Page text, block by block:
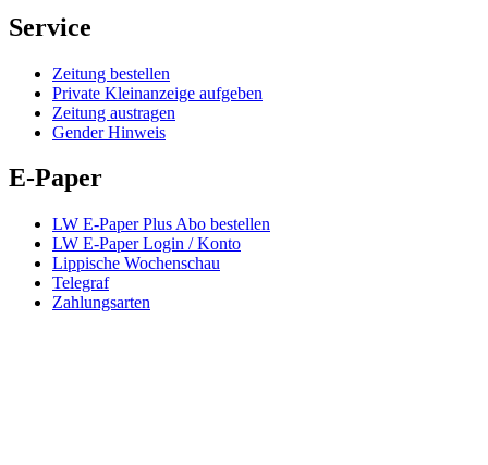
Service
Zeitung bestellen
Private Kleinanzeige aufgeben
Zeitung austragen
Gender Hinweis
E-Paper
LW E-Paper Plus Abo bestellen
LW E-Paper Login / Konto
Lippische Wochenschau
Telegraf
Zahlungsarten